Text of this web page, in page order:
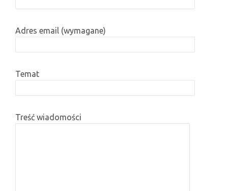
Adres email (wymagane)
Temat
Treść wiadomości